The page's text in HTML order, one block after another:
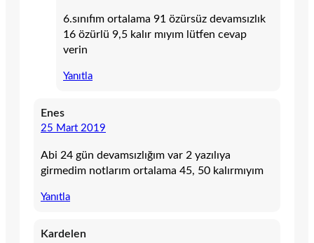
6.sınıfım ortalama 91 özürsüz devamsızlık
16 özürlü 9,5 kalır mıyım lütfen cevap
verin
Yanıtla
Enes
25 Mart 2019
Abi 24 gün devamsızlığım var 2 yazılıya
girmedim notlarım ortalama 45, 50 kalırmıyım
Yanıtla
Kardelen